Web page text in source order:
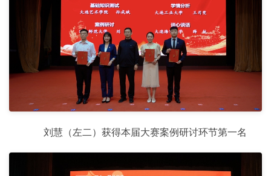
刘慧（左二）获得本届大赛案例研讨环节第一名